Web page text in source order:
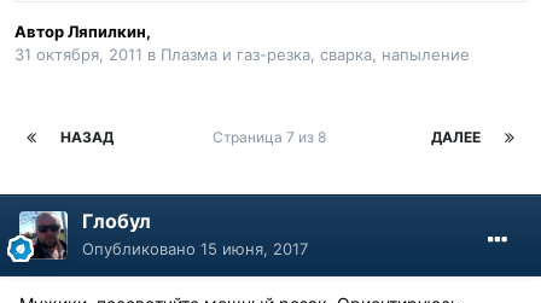
АвторЛяпилкин,
31 октября, 2011 в Плазма и газ-резка, сварка, напыление
НАЗАД ДАЛЕЕ
Страница 7 из 8
Глобул
Опубликовано 15 июня, 2017